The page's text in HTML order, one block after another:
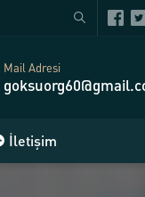
Mail Adresi
İletişim